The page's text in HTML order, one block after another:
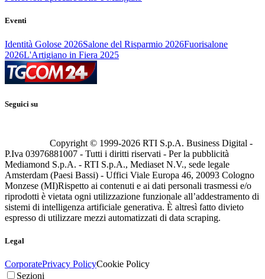
Eventi
Identità Golose 2026Salone del Risparmio 2026Fuorisalone
2026L'Artigiano in Fiera 2025
Seguici su
Copyright © 1999-2026 RTI S.p.A. Business Digital -
P.Iva 03976881007 - Tutti i diritti riservati - Per la pubblicità
Mediamond S.p.A. - RTI S.p.A., Mediaset N.V., sede legale
Amsterdam (Paesi Bassi) - Uffici Viale Europa 46, 20093 Cologno
Monzese (MI)Rispetto ai contenuti e ai dati personali trasmessi e/o
riprodotti è vietata ogni utilizzazione funzionale all’addestramento di
sistemi di intelligenza artificiale generativa. È altresì fatto divieto
espresso di utilizzare mezzi automatizzati di data scraping.
Legal
CorporatePrivacy PolicyCookie Policy
Sezioni